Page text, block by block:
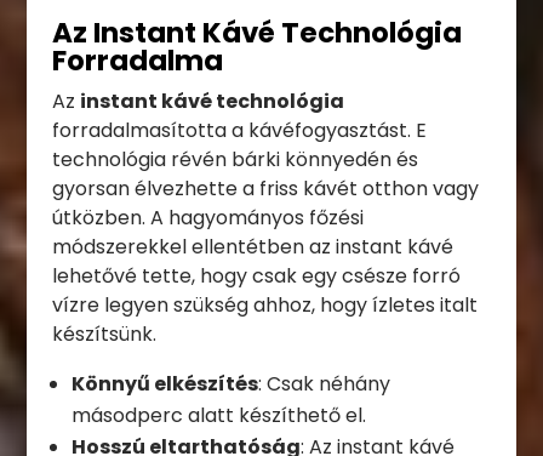
Az Instant Kávé Technológia
Forradalma
Az instant kávé technológia
forradalmasította a kávéfogyasztást. E
technológia révén bárki könnyedén és
gyorsan élvezhette a friss kávét otthon vagy
útközben. A hagyományos főzési
módszerekkel ellentétben az instant kávé
lehetővé tette, hogy csak egy csésze forró
vízre legyen szükség ahhoz, hogy ízletes italt
készítsünk.
Könnyű elkészítés: Csak néhány
másodperc alatt készíthető el.
Hosszú eltarthatóság: Az instant kávé